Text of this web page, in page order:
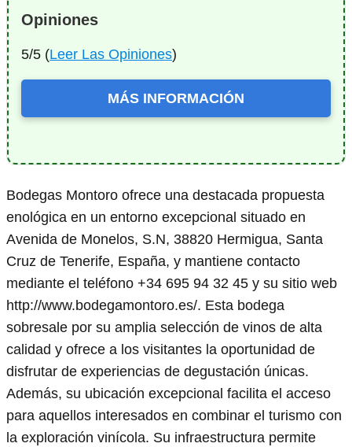
Opiniones
5/5 (Leer Las Opiniones)
MÁS INFORMACIÓN
Bodegas Montoro ofrece una destacada propuesta
enológica en un entorno excepcional situado en
Avenida de Monelos, S.N, 38820 Hermigua, Santa
Cruz de Tenerife, España, y mantiene contacto
mediante el teléfono +34 695 94 32 45 y su sitio web
http://www.bodegamontoro.es/. Esta bodega
sobresale por su amplia selección de vinos de alta
calidad y ofrece a los visitantes la oportunidad de
disfrutar de experiencias de degustación únicas.
Además, su ubicación excepcional facilita el acceso
para aquellos interesados en combinar el turismo con
la exploración vinícola. Su infraestructura permite